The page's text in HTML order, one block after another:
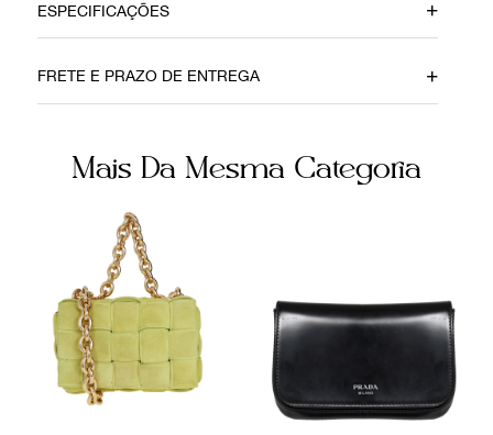
ESPECIFICAÇÕES
19102020 Canvas
Marrom Zíper
Número de Série
Fornecedor
FPNYBRX
Ocasião
Dia a Dia
FRETE E PRAZO DE ENTREGA
Mais Da Mesma Categoria